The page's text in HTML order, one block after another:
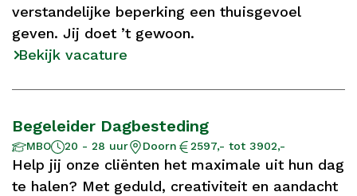
verstandelijke beperking een thuisgevoel
geven. Jij doet ’t gewoon.
Bekijk vacature
Begeleider Dagbesteding
Opleidingsniveau
MBO
Aantal
uur
20 - 28 uur
Locatie Doorn
Salaris 2597,- tot 3902,-
Help jij onze cliënten het maximale uit hun dag
te halen? Met geduld, creativiteit en aandacht